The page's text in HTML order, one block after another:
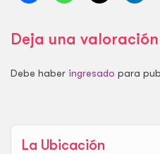
La Ubicación
Deja una valoración
Debe haber ingresado para